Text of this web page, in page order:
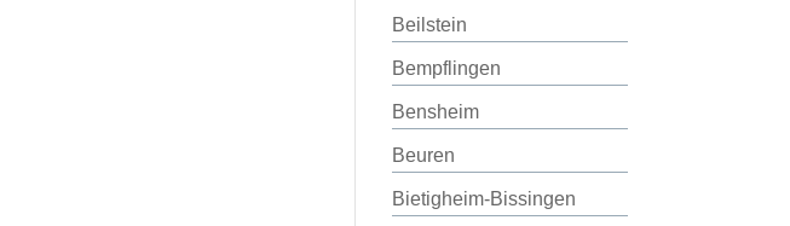
Beilstein
Bempflingen
Bensheim
Beuren
Bietigheim-Bissingen